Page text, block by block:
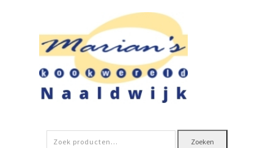
Zoeken
naar:
Zoeken